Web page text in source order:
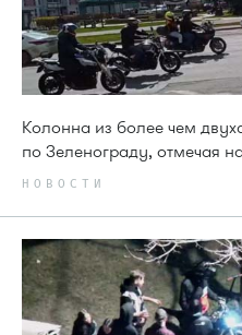
Колонна из более чем
по Зеленограду, отмечая
НОВОСТИ